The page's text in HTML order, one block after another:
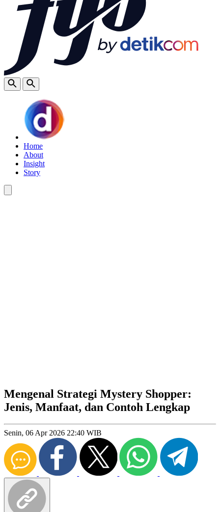
Home
About
Insight
Story
Mengenal Strategi Mystery Shopper:
Jenis, Manfaat, dan Contoh Lengkap
Senin, 06 Apr 2026 22:40 WIB